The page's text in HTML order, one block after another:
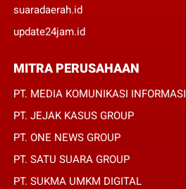
suaradaerah.id
update24jam.id
MITRA PERUSAHAAN
PT. MEDIA KOMUNIKASI INFORMASI
PT. JEJAK KASUS GROUP
PT. ONE NEWS GROUP
PT. SATU SUARA GROUP
PT. SUKMA UMKM DIGITAL